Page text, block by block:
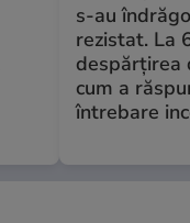
s-au
rezistat. La
despărțirea
cum a
întrebare